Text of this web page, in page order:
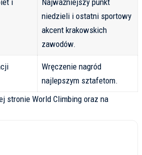
niedzieli i ostatni sportowy
akcent krakowskich
zawodów.
Wręczenie nagród
najlepszym sztafetom.
stronie World Climbingoraz na